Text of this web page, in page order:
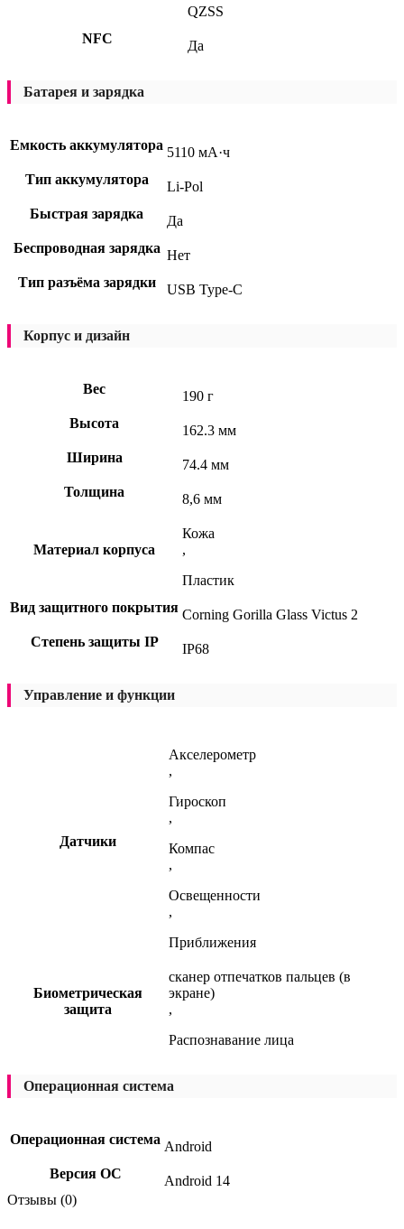
QZSS
NFC
Да
Батарея и зарядка
Емкость аккумулятора 5110 мА·ч
Тип аккумулятора
Li-Pol
Быстрая зарядка
Да
Беспроводная зарядка Нет
Тип разъёма зарядки
USB Type-C
Корпус и дизайн
Вес
190 г
Высота
162.3 мм
Ширина
74.4 мм
Толщина
8,6 мм
Материал корпуса
Кожа
,
Пластик
Вид защитного покрытия Corning Gorilla Glass Victus 2
Степень защиты IP
IP68
Управление и функции
Датчики
Акселерометр
,
Гироскоп
,
Компас
,
Освещенности
,
Приближения
Биометрическая
защита
сканер отпечатков пальцев (в
экране)
,
Распознавание лица
Операционная система
Операционная система Android
Версия ОС
Android 14
Отзывы (0)